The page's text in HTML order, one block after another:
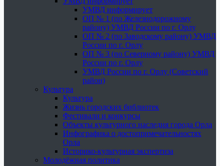
УМВД информирует
ОП № 1 (по Железнодорожному
району) УМВД России по г. Орлу
ОП № 2 (по Заводскому району) УМВД
России по г. Орлу
ОП № 3 (по Северному району) УМВД
России по г. Орлу
УМВД России по г. Орлу (Советский
район)
Культура
Культура
Жизнь городских библиотек
Фестивали и конкурсы
Объекты культурного наследия города Орла
Инфографика о достопримечательностях
Орла
Историко-культурная экспертиза
Молодёжная политика